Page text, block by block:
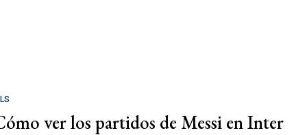
ver los partidos de Messi en Inter